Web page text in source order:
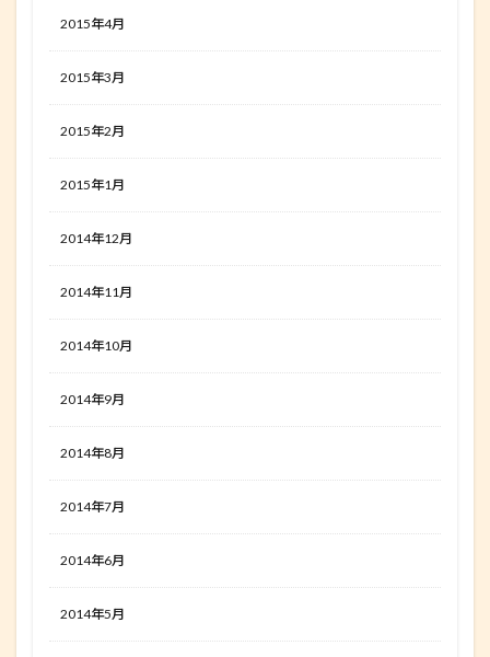
2015年4月
2015年3月
2015年2月
2015年1月
2014年12月
2014年11月
2014年10月
2014年9月
2014年8月
2014年7月
2014年6月
2014年5月